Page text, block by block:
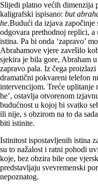
Slijedi platno većih dimenzija
kaligrafski ispisano: but
he.Budući da izjava započinje
odgovara prethodnoj replici,
istina. Pa bi onda ‘zapravo’
Abrahamove vjere završilo
sjekira je bila gore, Abraham
zapravo pala. Iz čega
dramatični pokvareni telefon
intervencijom. Treće uplitanje
he’, ostavlja otvorenom
budućnost u kojoj bi svatko
ili nije, s obzirom na to da
biti istinite.
Istinitost ispostavljenih istina
su to nažalost i ratni pohodi
koje, bez obzira bile one
predstavljaju svevremenski
nepoznatog.